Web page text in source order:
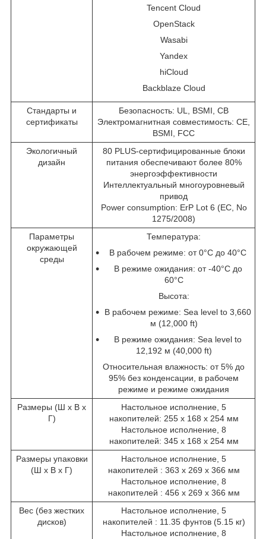
Tencent Cloud
OpenStack
Wasabi
Yandex
hiCloud
Backblaze Cloud
Стандарты и
сертификаты
Безопасность: UL, BSMI, CB
Электромагнитная совместимость: CE,
BSMI, FCC
Экологичный
дизайн
80 PLUS-сертифицированные блоки
питания обеспечивают более 80%
энергоэффективности
Интеллектуальный многоуровневый
привод
Power consumption: ErP Lot 6 (EC, No
1275/2008)
Параметры
окружающей
среды
Температура:
В рабочем режиме: от 0°C до 40°C
В режиме ожидания: от -40°C до
60°C
Высота:
В рабочем режиме: Sea level to 3,660
м (12,000 ft)
В режиме ожидания: Sea level to
12,192 м (40,000 ft)
Относительная влажность: от 5% до
95% без конденсации, в рабочем
режиме и режиме ожидания
Размеры (Ш x В x
Г)
Настольное исполнение, 5
накопителей: 255 x 168 x 254 мм
Настольное исполнение, 8
накопителей: 345 x 168 x 254 мм
Размеры упаковки
(Ш x В x Г)
Настольное исполнение, 5
накопителей : 363 x 269 x 366 мм
Настольное исполнение, 8
накопителей : 456 x 269 x 366 мм
Вес (без жестких
дисков)
Настольное исполнение, 5
накопителей : 11.35 фунтов (5.15 кг)
Настольное исполнение, 8